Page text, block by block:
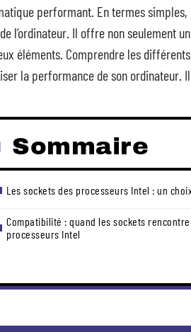
performant. En termes
l’ordinateur. Il offre non seulement
éléments. Comprendre les
la performance de son ordinateur.
Sommaire
Les sockets des processeurs Intel : un
Compatibilité : quand les sockets
processeurs Intel